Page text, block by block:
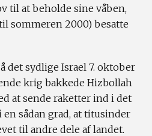
til at beholde sine våben,
sommeren 2000) besatte
det sydlige Israel 7. oktober
krig bakkede Hizbollah
at sende raketter ind i det
sådan grad, at titusinder
til andre dele af landet.